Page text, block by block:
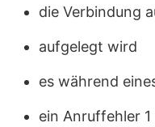
die Verbindung
aufgelegt wird
es während
ein Anruffehler